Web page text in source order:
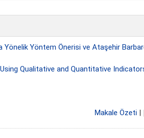
Yöntem Önerisi ve Ataşehir
Qualitative and Quantitative
Makale Özeti|